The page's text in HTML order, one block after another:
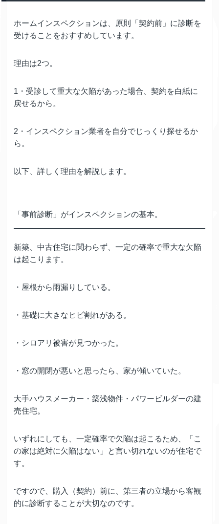
ホームインスペクションは、原則「契約前」に診断を
受けることをおすすめしています。
理由は2つ。
1・受診して重大な欠陥があった場合、契約を白紙に
戻せるから。
2・インスペクション業者を自分でじっくり探せるか
ら。
以下、詳しく理由を解説します。
「事前診断」がインスペクションの基本。
新築、中古住宅に関わらず、一定の確率で重大な欠陥
は起こります。
・屋根から雨漏りしている。
・基礎に大きなヒビ割れがある。
・シロアリ被害が見つかった。
・窓の開閉が悪いと思ったら、家が傾いていた。
大手ハウスメーカー・築浅物件・パワービルダーの建
売住宅。
いずれにしても、一定確率で欠陥は起こるため、「こ
の家は絶対に欠陥はない」と言い切れないのが住宅で
す。
ですので、購入（契約）前に、第三者の立場から客観
的に診断することが大切なのです。